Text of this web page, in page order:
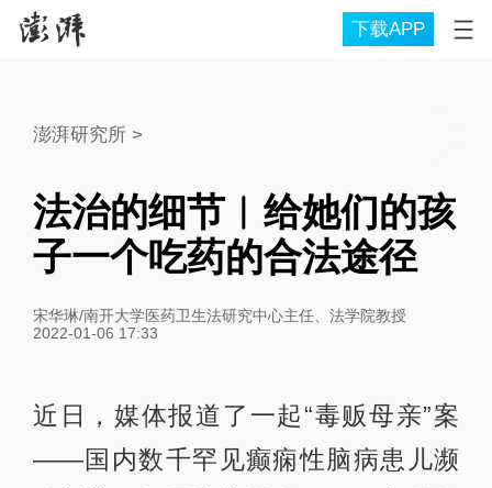
下载APP
澎湃研究所>
法治的细节︱给她们的孩
子一个吃药的合法途径
宋华琳/南开大学医药卫生法研究中心主任、法学院教授
2022-01-06 17:33
近日，媒体报道了一起“毒贩母亲”案
——国内数千罕见癫痫性脑病患儿濒